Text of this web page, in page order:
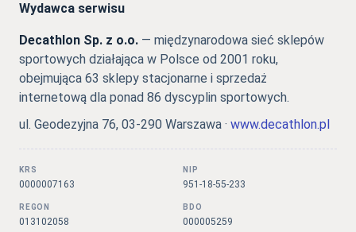
Wydawca serwisu
Decathlon Sp. z o.o. — międzynarodowa sieć sklepów
sportowych działająca w Polsce od 2001 roku,
obejmująca 63 sklepy stacjonarne i sprzedaż
internetową dla ponad 86 dyscyplin sportowych.
ul. Geodezyjna 76, 03-290 Warszawa · www.decathlon.pl
KRS
0000007163
NIP
951-18-55-233
REGON
013102058
BDO
000005259